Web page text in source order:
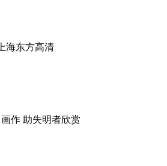
海东方高清
作 助失明者欣赏